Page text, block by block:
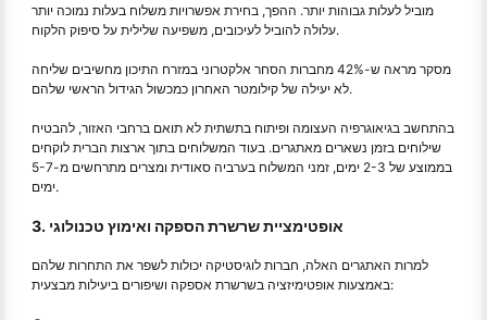
מוביל לעלות גבוהות יותר. ההפך, בחירת אפשרויות משלוח בעלות נמוכה יותר
עלולה להוביל לעיכובים, משפיעה שלילית על סיפוק הלקוח.
מסקר מראה ש-42% מחברות הסחר אלקטרוני במזרח התיכון מחשיבים שליחה
לא יעילה של קילומטר האחרון כמכשול הגידול הראשי שלהם.
בהתחשב בגיאוגרפיה העצומה ופיתוח בתשתית לא תואם ברחבי האזור, להבטיח
שילוחים בזמן נשארים מאתגרים. בעוד המשלוחים בתוך ארצות הברית לוקחים
בממוצע של 2-3 ימים, זמני המשלוח בערביה סאודית ומצרים מתרחשים מ-5-7
ימים.
3. אופטימציית שרשרת הספקה ואימוץ טכנולוגי
למרות האתגרים האלה, חברות לוגיסטיקה יכולות לשפר את התחרות שלהם
באמצעות אופטימיזציה בשרשרת אספקה ושיפורים ביעילות מבצעית: